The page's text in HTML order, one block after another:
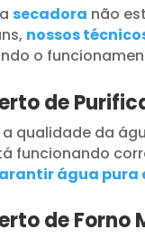
secadora não
nossos
o
de
qualidade da
funcionando
água pura
de Forno